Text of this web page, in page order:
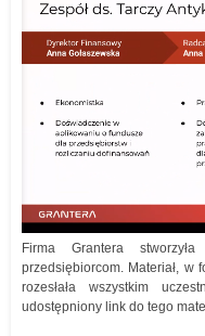
Firma Grantera
przedsiębiorcom. Materiał, w
rozesłała wszystkim
udostępniony link do tego